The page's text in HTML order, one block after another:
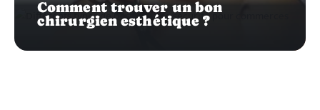
Comment trouver un bon
chirurgien esthétique ?